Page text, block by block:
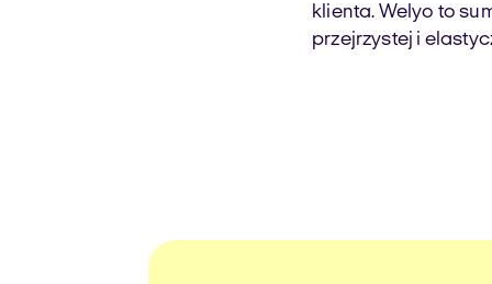
klienta. Welyo to
przejrzystej i